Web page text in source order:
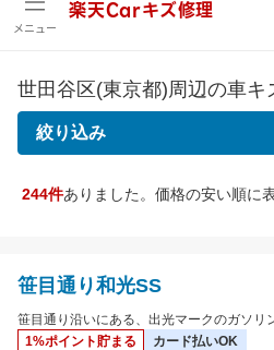
メニュー
楽天Carキズ修理
世田谷区(東京都)周辺の車
絞り込み
キズの種類
へこみキズ
244件ありました。価格の安い順に
笹目通り和光SS
笹目通り沿いにある、出光マークのガソリ
1%ポイント貯まる
カード払いOK